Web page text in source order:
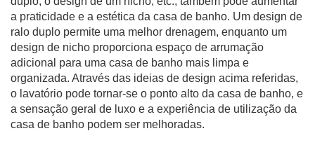
a praticidade e a estética da casa de banho. Um design de
ralo duplo permite uma melhor drenagem, enquanto um
design de nicho proporciona espaço de arrumação
adicional para uma casa de banho mais limpa e
organizada. Através das ideias de design acima referidas,
o lavatório pode tornar-se o ponto alto da casa de banho, e
a sensação geral de luxo e a experiência de utilização da
casa de banho podem ser melhoradas.